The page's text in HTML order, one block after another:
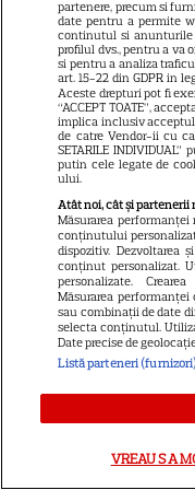
Copyright2026
partenere, precum si
date pentru a permite
continutul si anunturile
profilul dvs., pentru a va
si pentru a analiza
art. 15-22 din GDPR in
Aceste drepturi pot fi
“ACCEPT TOATE”,
implica inclusiv
de catre Vendor-ii cu
SETARILE
putin cele legate de
ului.
Atât noi, cât și partenerii
Măsurarea performanței
conținutului
dispozitiv. Dezvoltarea
conținut personalizat.
personalizate.
Măsurarea
sau combinații de date
selecta conținutul.
Date precise de
Listă parteneri
VREAU SA